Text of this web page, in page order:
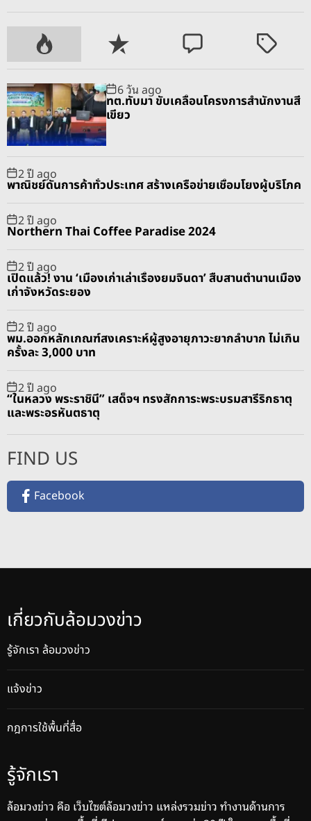
P
o
u
l
a
r
R
e
e
n
C
o
m
e
T
g
e
6 วัน ago
ทต.ทับมา ขับเคลื่อนโครงการสำนักงานสี
เขียว
2 ปี ago
พาณิชย์ดันการค้าทั่วประเทศ สร้างเครือข่ายเชื่อมโยงผู้บริโภค
2 ปี ago
Northern Thai Coffee Paradise 2024
2 ปี ago
เปิดแล้ว! งาน ‘เมืองเก่าเล่าเรื่องยมจินดา’ สืบสานตำนานเมือง
เก่าจังหวัดระยอง
2 ปี ago
พม.ออกหลักเกณฑ์สงเคราะห์ผู้สูงอายุภาวะยากลำบาก ไม่เกิน
ครั้งละ 3,000 บาท
2 ปี ago
“ในหลวง พระราชินี” เสด็จฯ ทรงสักการะพระบรมสารีริกธาตุ
และพระอรหันตธาตุ
FIND US
Facebook
เกี่ยวกับล้อมวงข่าว
รู้จักเรา ล้อมวงข่าว
แจ้งข่าว
กฎการใช้พื้นที่สื่อ
รู้จักเรา
ล้อมวงข่าว คือ เว็บไซต์ล้อมวงข่าว แหล่งรวมข่าว ทำงานด้านการ